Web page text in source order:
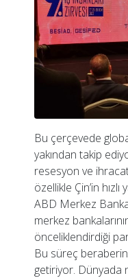
Bu çerçevede
yakından takip
resesyon ve
özellikle Çin’in
ABD Merkez
merkez
önceliklendirdiği
Bu süreç
getiriyor. Dünyada